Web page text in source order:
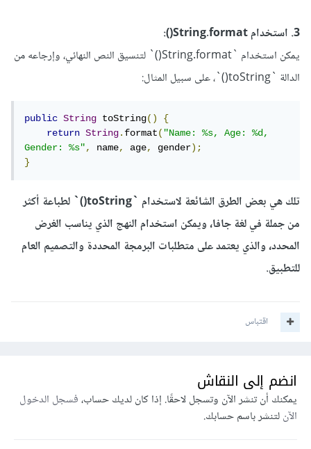
3. استخدام String.format():
يمكن استخدام `String.format()` لتنسيق النص النهائي، وإرجاعه من
الدالة `toString()`، على سبيل المثال:
public String toString()
{
return
String.format("Name: %s, Age: %d,
Gender: %s", name, age, gender);
}
تلك هي بعض الطرق الشائعة لاستخدام `toString()` لطباعة أكثر
من جملة في لغة جافا، ويمكن استخدام النهج الذي يناسب الغرض
المحدد، والذي يعتمد على متطلبات البرمجة المحددة والتصميم العام
للتطبيق.
اقتباس
انضم إلى النقاش
يمكنك أن تنشر الآن وتسجل لاحقًا. إذا كان لديك حساب،فسجل الدخول
الآنلتنشر باسم حسابك.